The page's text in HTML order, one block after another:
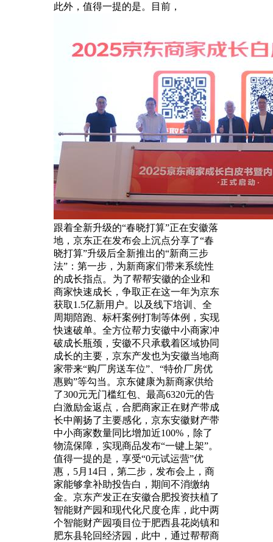
此外，值得一提的是。目前，
跟着全新升级的“春晓打算”正在安徽落
地，京东正在发布会上沉点分享了“春
晓打算”升级后全新推出的“新商三步
法”：第一步，为新商家们带来系统性
的成长指点。
为了帮帮安徽的企业和
商家快速成长，争取正在这一年为京东
获取1.5亿新用户。以及线下培训、全
周期陪跑、标杆案例打制等体例，实现
快速破单。全方位帮力安徽中小商家冲
破成长瓶颈，安徽不只承载着区域协同
成长的主要，京东产发也为安徽当地商
家带来“购厂房送车位”、“特价厂房优
惠购”等勾当。京东健康为新商家供给
了300元无门槛红包、最高6320元的告
白激励金返点，合肥商家正在财产带成
长中阐扬了主要感化，京东安徽财产带
中小商家数量同比增加近100%，除了
物流保障，实现商品发布“一键上架”。
值得一提的是，享受“0元试运营”优
惠，5月14日，第二步，发布会上，商
家能够拿补助投告白，期间不消缴纳
金。京东产发正在安徽合肥投资扶植了
智能财产园和现代化尺度仓库，此中两
个智能财产园项目位于肥西县花岗镇和
肥东县轮回经济园，此中，通过帮帮商